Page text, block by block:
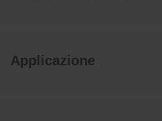
Applicazione